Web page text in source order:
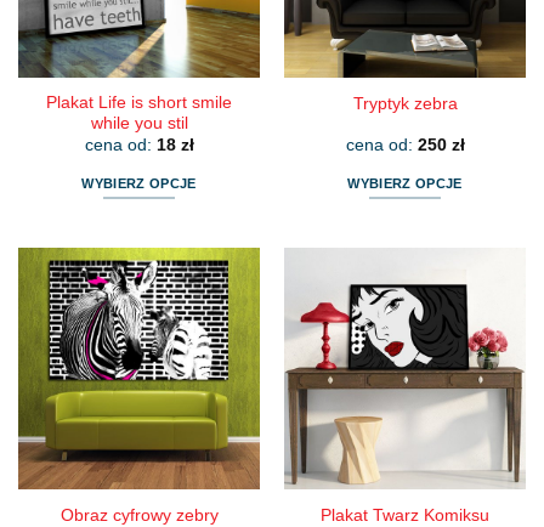
na
stronie
produktu
stronie
produktu
Plakat Life is short smile
while you stil
cena od: 18 zł
WYBIERZ OPCJE
ma
wiele
wariantów.
Opcje
można
wybrać
na
produktu
Tryptyk zebra
cena od: 250 zł
WYBIERZ OPCJE
wiele
wariantów.
Opcje
można
wybrać
produktu
Obraz cyfrowy zebry
Plakat Twarz Komiksu